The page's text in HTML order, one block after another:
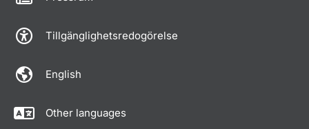
Tillgänglighetsredogörelse
English
Other languages